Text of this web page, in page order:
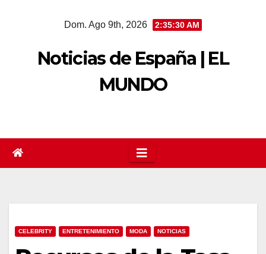
Dom. Ago 9th, 2026 2:35:31 AM
Noticias de España | EL
MUNDO
CELEBRITY ENTRETENIMIENTO MODA NOTICIAS